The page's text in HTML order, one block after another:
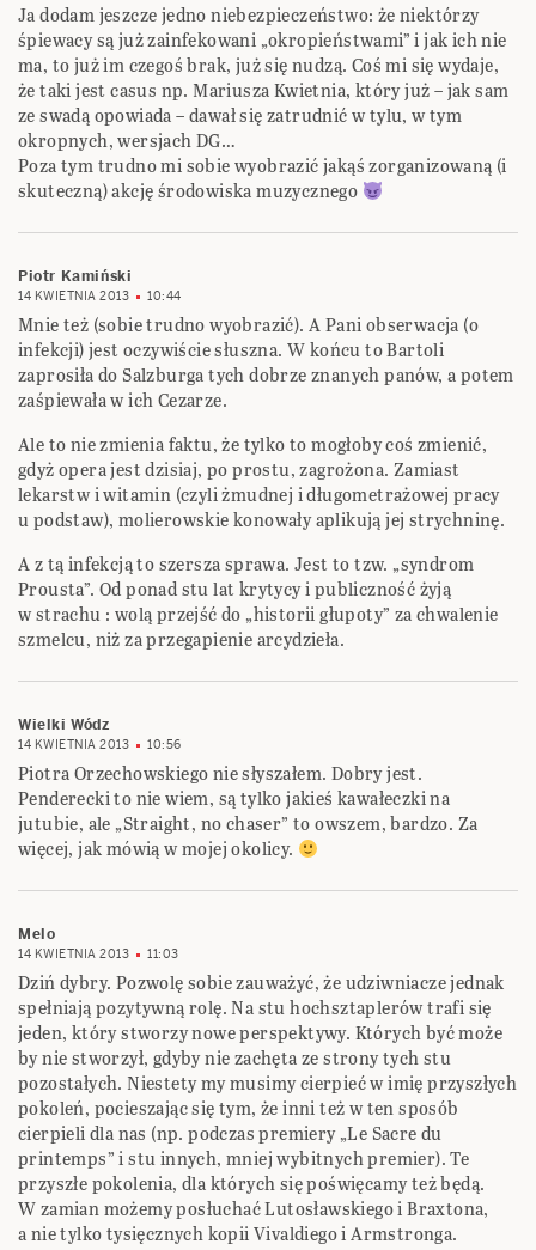
Ja dodam jeszcze jedno niebezpieczeństwo: że niektórzy
śpiewacy są już zainfekowani „okropieństwami” i jak ich nie
ma, to już im czegoś brak, już się nudzą. Coś mi się wydaje,
że taki jest casus np. Mariusza Kwietnia, który już – jak sam
ze swadą opowiada – dawał się zatrudnić w tylu, w tym
okropnych, wersjach DG…
Poza tym trudno mi sobie wyobrazić jakąś zorganizowaną (i
skuteczną) akcję środowiska muzycznego
Piotr Kamiński
14 KWIETNIA 2013 10:44
Mnie też (sobie trudno wyobrazić). A Pani obserwacja (o
infekcji) jest oczywiście słuszna. W końcu to Bartoli
zaprosiła do Salzburga tych dobrze znanych panów, a potem
zaśpiewała w ich Cezarze.
Ale to nie zmienia faktu, że tylko to mogłoby coś zmienić,
gdyż opera jest dzisiaj, po prostu, zagrożona. Zamiast
lekarstw i witamin (czyli żmudnej i długometrażowej pracy
u podstaw), molierowskie konowały aplikują jej strychninę.
A z tą infekcją to szersza sprawa. Jest to tzw. „syndrom
Prousta”. Od ponad stu lat krytycy i publiczność żyją
w strachu : wolą przejść do „historii głupoty” za chwalenie
szmelcu, niż za przegapienie arcydzieła.
Wielki Wódz
14 KWIETNIA 2013 10:56
Piotra Orzechowskiego nie słyszałem. Dobry jest.
Penderecki to nie wiem, są tylko jakieś kawałeczki na
jutubie, ale „Straight, no chaser” to owszem, bardzo. Za
więcej, jak mówią w mojej okolicy.
Melo
14 KWIETNIA 2013 11:03
Dziń dybry. Pozwolę sobie zauważyć, że udziwniacze jednak
spełniają pozytywną rolę. Na stu hochsztaplerów trafi się
jeden, który stworzy nowe perspektywy. Których być może
by nie stworzył, gdyby nie zachęta ze strony tych stu
pozostałych. Niestety my musimy cierpieć w imię przyszłych
pokoleń, pocieszając się tym, że inni też w ten sposób
cierpieli dla nas (np. podczas premiery „Le Sacre du
printemps” i stu innych, mniej wybitnych premier). Te
przyszłe pokolenia, dla których się poświęcamy też będą.
W zamian możemy posłuchać Lutosławskiego i Braxtona,
a nie tylko tysięcznych kopii Vivaldiego i Armstronga.